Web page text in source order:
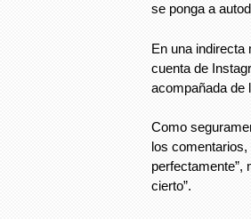
se ponga a
En una indirecta
cuenta de
acompañada de
Como
los comentarios,
perfectamente”,
cierto”.